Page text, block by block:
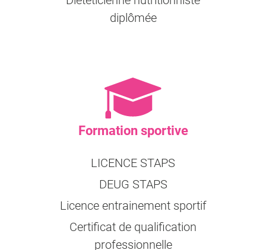
diplômée
Formation sportive
LICENCE STAPS
DEUG STAPS
Licence entrainement sportif
Certificat de qualification
professionnelle